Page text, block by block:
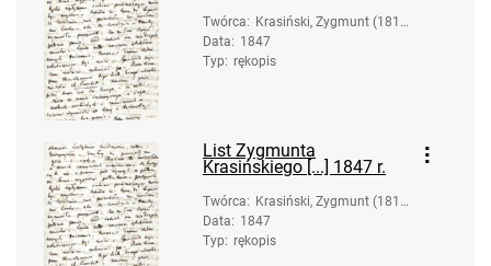
Twórca: Krasiński, Zygmunt (1812
-1859)
Data: 1847
Typ: rękopis
List Zygmunta
Krasińskiego [...] 1847 r.
Twórca: Krasiński, Zygmunt (1812
-1859)
Data: 1847
Typ: rękopis